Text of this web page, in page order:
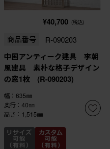
¥40,700 (税込)
商品番号 R-090203
中国アンティーク建具 李朝
風建具 素朴な格子デザイン
の窓1枚 (R-090203)
幅：635㎜
奥行：40㎜
高さ：1,515㎜